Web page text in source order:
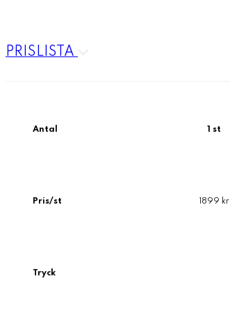
PRISLISTA
Antal 1 st
Pris/st 1899 kr
Tryck